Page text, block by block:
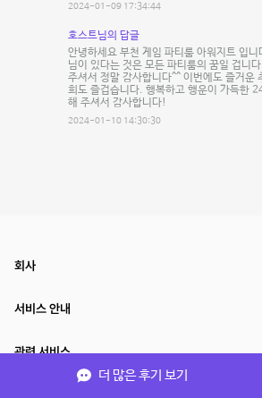
2024-01-09 17:34:44
호스트님의 답글
안녕하세요 부천 게임 파티룸 아워지트 입
님이 있다는 것은 모든 파티룸의 꿈일 겁니
주셔서 정말 감사합니다^^ 이번에도 즐거운
희도 즐겁습니다. 행복하고 행운이 가득한
해 주셔서 감사합니다!
2024-01-10 14:30:30
더 많은 후기 보기
회사
서비스 안내
관련 서비스